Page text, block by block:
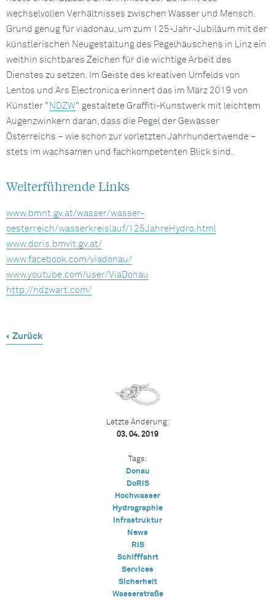
wechselvollen Verhältnisses zwischen Wasser und Mensch.
Grund genug für viadonau, um zum 125-Jahr-Jubiläum mit der
künstlerischen Neugestaltung des Pegelhäuschens in Linz ein
weithin sichtbares Zeichen für die wichtige Arbeit des
Dienstes zu setzen. Im Geiste des kreativen Umfelds von
Lentos und Ars Electronica erinnert das im März 2019 von
Künstler " NDZW" gestaltete Graffiti-Kunstwerk mit leichtem
Augenzwinkern daran, dass die Pegel der Gewässer
Österreichs – wie schon zur vorletzten Jahrhundertwende –
stets im wachsamen und fachkompetenten Blick sind.
Weiterführende Links
www.bmnt.gv.at/wasser/wasser-
oesterreich/wasserkreislauf/125JahreHydro.html
www.doris.bmvit.gv.at/
www.facebook.com/viadonau/
www.youtube.com/user/ViaDonau
http://ndzwart.com/
Zurück
Letzte Änderung:
03. 04. 2019
Tags:
Donau
DoRIS
Hochwasser
Hydrographie
Infrastruktur
News
RIS
Schifffahrt
Services
Sicherheit
Wasserstraße